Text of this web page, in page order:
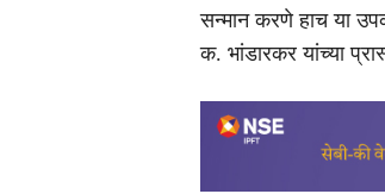
सन्मान करणे हाच या
क. भांडारकर यांच्या